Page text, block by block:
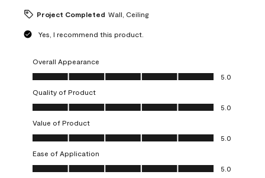
Project Completed Wall, Ceiling
Yes, I recommend this product.
Overall Appearance
Overall Appearance, 5.0 out of 5
5.0
Quality of Product
Quality of Product, 5.0 out of 5
5.0
Value of Product
Value of Product, 5.0 out of 5
5.0
Ease of Application
Ease of Application, 5.0 out of 5
5.0